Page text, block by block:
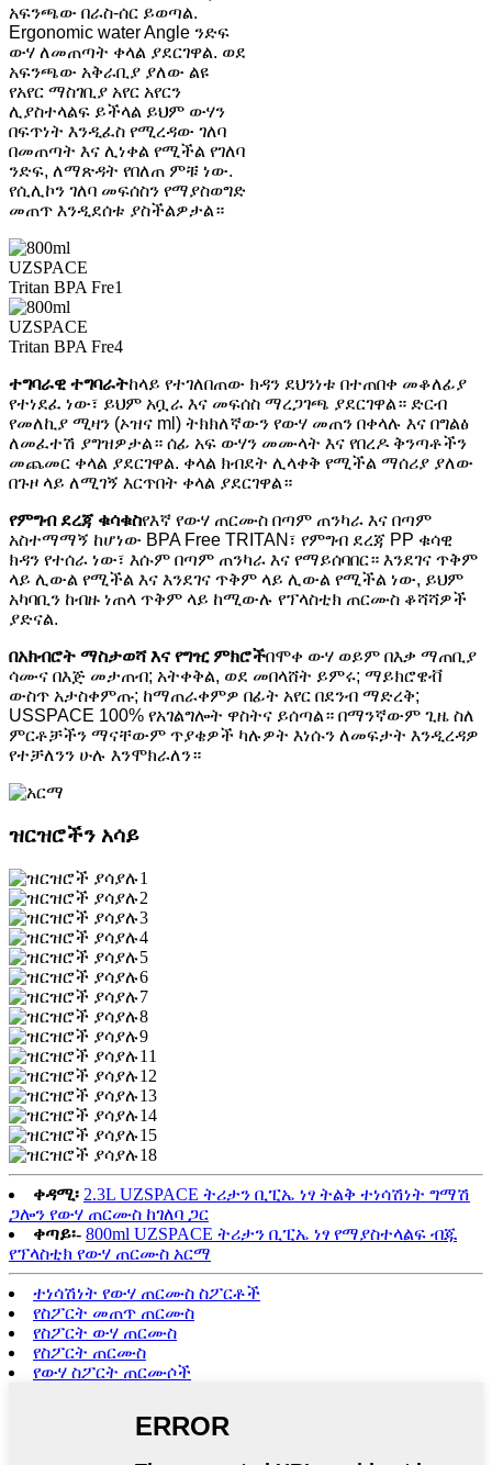
አፍንጫው በራስ-ሰር ይወጣል.
Ergonomic water Angle ንድፍ
ውሃ ለመጠጣት ቀላል ያደርገዋል. ወደ
አፍንጫው አቅራቢያ ያለው ልዩ
የአየር ማስገቢያ አየር አየርን
ሊያስተላልፍ ይችላል ይህም ውሃን
በፍጥነት እንዲፈስ የሚረዳው ገለባ
በመጠጣት እና ሊነቀል የሚችል የገለባ
ንድፍ, ለማጽዳት የበለጠ ምቹ ነው.
የሲሊኮን ገለባ መፍሰስን የማያስወግድ
መጠጥ እንዲደሰቱ ያስችልዎታል።
ተግባራዊ ተግባራትከላይ የተገለበጠው ክዳን ደህንነቱ በተጠበቀ መቆለፊያ
የተነደፈ ነው፣ ይህም አቧራ እና መፍሰስ ማረጋገጫ ያደርገዋል። ድርብ
የመለኪያ ሚዛን (ኦዝና ml) ትክክለኛውን የውሃ መጠን በቀላሉ እና በግልፅ
ለመፈተሽ ያግዝዎታል። ሰፊ አፍ ውሃን መሙላት እና የበረዶ ቅንጣቶችን
መጨመር ቀላል ያደርገዋል. ቀላል ክብደት ሊላቀቅ የሚችል ማሰሪያ ያለው
በጉዞ ላይ ለሚገኝ እርጥበት ቀላል ያደርገዋል።
የምግብ ደረጃ ቁሳቁስየእኛ የውሃ ጠርሙስ በጣም ጠንካራ እና በጣም
አስተማማኝ ከሆነው BPA Free TRITAN፣ የምግብ ደረጃ PP ቁሳዊ
ክዳን የተሰራ ነው፣ እሱም በጣም ጠንካራ እና የማይሰባበር። እንደገና ጥቅም
ላይ ሊውል የሚችል እና እንደገና ጥቅም ላይ ሊውል የሚችል ነው, ይህም
አካባቢን ከብዙ ነጠላ ጥቅም ላይ ከሚውሉ የፕላስቲክ ጠርሙስ ቆሻሻዎች
ያድናል.
በአክብሮት ማስታወሻ እና የግዢ ምክሮችበሞቀ ውሃ ወይም በእቃ ማጠቢያ
ሳሙና በእጅ መታጠብ; አትቀቅል, ወደ መበላሸት ይምሩ; ማይክሮዌቭ
ውስጥ አታስቀምጡ; ከማጠራቀምዎ በፊት አየር በደንብ ማድረቅ;
USSPACE 100% የአገልግሎት ዋስትና ይሰጣል። በማንኛውም ጊዜ ስለ
ምርቶቻችን ማናቸውም ጥያቄዎች ካሉዎት እነሱን ለመፍታት እንዲረዳዎ
የተቻለንን ሁሉ እንሞክራለን።
ዝርዝሮችን አሳይ
ቀዳሚ፡ 2.3L UZSPACE ትሪታን ቢፒኤ ነፃ ትልቅ ተነሳሽነት ግማሽ
ጋሎን የውሃ ጠርሙስ ከገለባ ጋር
ቀጣይ፡- 800ml UZSPACE ትሪታን ቢፒኤ ነፃ የማያስተላልፍ ብጁ
የፕላስቲክ የውሃ ጠርሙስ አርማ
ተነሳሽነት የውሃ ጠርሙስ ስፖርቶች
የስፖርት መጠጥ ጠርሙስ
የስፖርት ውሃ ጠርሙስ
የስፖርት ጠርሙስ
የውሃ ስፖርት ጠርሙሶች